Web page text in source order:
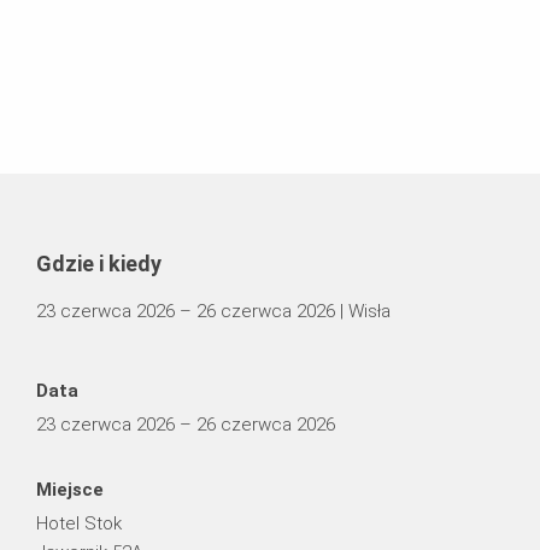
Gdzie i kiedy
23 czerwca 2026 – 26 czerwca 2026 | Wisła
Data
23 czerwca 2026 – 26 czerwca 2026
Miejsce
Hotel Stok